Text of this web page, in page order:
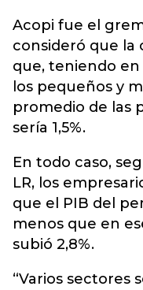
Acopi fue el
consideró que la
que, teniendo
los pequeños y
promedio de las
sería 1,5%.
En todo caso,
LR, los
que el PIB del
menos que en
subió 2,8%.
“Varios sectores